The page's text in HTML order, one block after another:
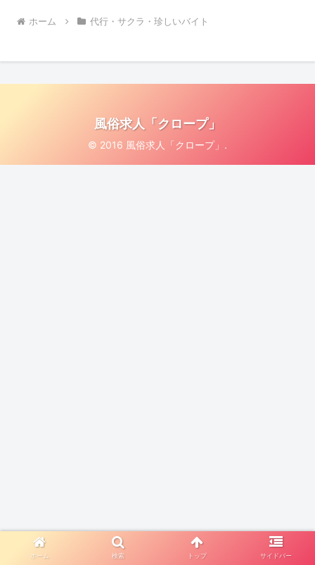
ホーム 代行・サクラ・珍しいバイト
風俗求人「クロープ」
© 2016 風俗求人「クロープ」.
ホーム 検索 トップ サイドバー